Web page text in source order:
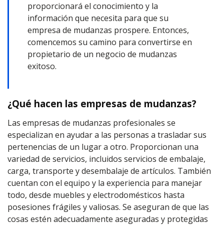
proporcionará el conocimiento y la
información que necesita para que su
empresa de mudanzas prospere. Entonces,
comencemos su camino para convertirse en
propietario de un negocio de mudanzas
exitoso.
¿Qué hacen las empresas de mudanzas?
Las empresas de mudanzas profesionales se
especializan en ayudar a las personas a trasladar sus
pertenencias de un lugar a otro. Proporcionan una
variedad de servicios, incluidos servicios de embalaje,
carga, transporte y desembalaje de artículos. También
cuentan con el equipo y la experiencia para manejar
todo, desde muebles y electrodomésticos hasta
posesiones frágiles y valiosas. Se aseguran de que las
cosas estén adecuadamente aseguradas y protegidas